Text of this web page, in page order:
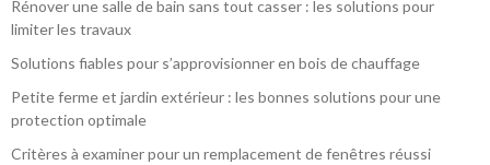
Rénover une salle de bain sans tout casser : les solutions pour
limiter les travaux
Solutions fiables pour s’approvisionner en bois de chauffage
Petite ferme et jardin extérieur : les bonnes solutions pour une
protection optimale
Critères à examiner pour un remplacement de fenêtres réussi